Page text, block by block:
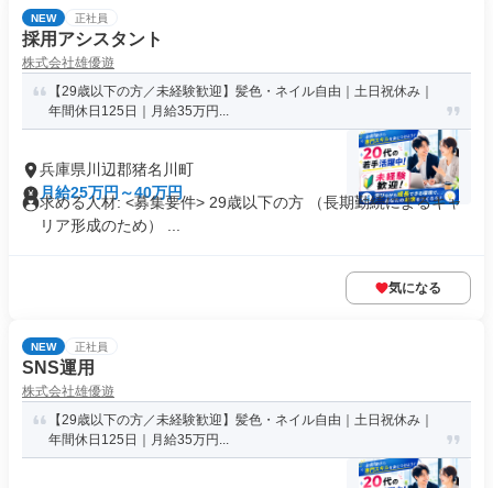
NEW 正社員
採用アシスタント
株式会社雄優遊
【29歳以下の方／未経験歓迎】髪色・ネイル自由｜土日祝休み｜
年間休日125日｜月給35万円...
兵庫県川辺郡猪名川町
月給25万円～40万円
求める人材: <募集要件> 29歳以下の方 （長期勤続によるキャ
リア形成のため） ...
気になる
NEW 正社員
SNS運用
株式会社雄優遊
【29歳以下の方／未経験歓迎】髪色・ネイル自由｜土日祝休み｜
年間休日125日｜月給35万円...